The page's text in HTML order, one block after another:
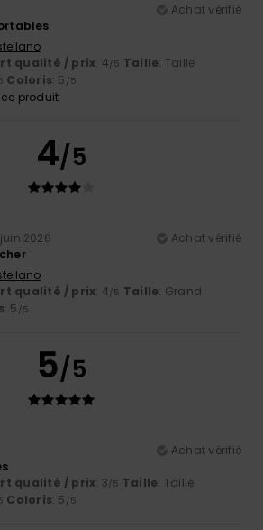
Achat vérifié
qualité / prix: 4/5 Taille: Taille
Coloris: 5 /5
produit
4/5
2026
Achat vérifié
qualité / prix: 4/5 Taille: Grand
: 5 /5
5/5
Achat vérifié
qualité / prix: 3/5 Taille: Taille
Coloris: 5 /5